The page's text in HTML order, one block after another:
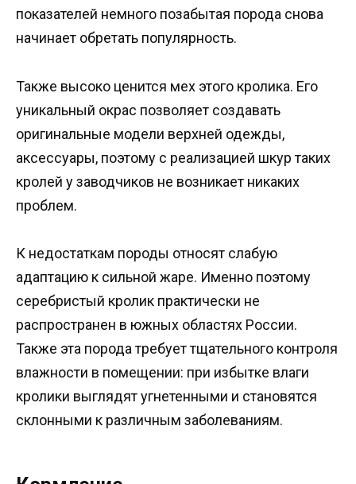
показателей немного позабытая порода снова
начинает обретать популярность.
Также высоко ценится мех этого кролика. Его
уникальный окрас позволяет создавать
оригинальные модели верхней одежды,
аксессуары, поэтому с реализацией шкур таких
кролей у заводчиков не возникает никаких
проблем.
К недостаткам породы относят слабую
адаптацию к сильной жаре. Именно поэтому
серебристый кролик практически не
распространен в южных областях России.
Также эта порода требует тщательного контроля
влажности в помещении: при избытке влаги
кролики выглядят угнетенными и становятся
склонными к различным заболеваниям.